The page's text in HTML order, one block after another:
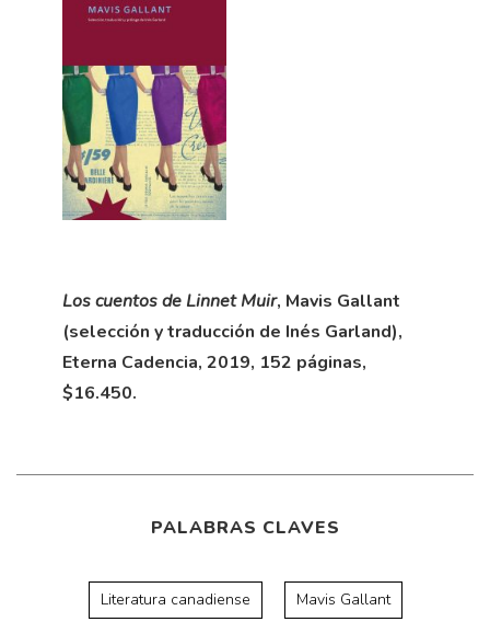
Los cuentos de Linnet Muir, Mavis Gallant
(selección y traducción de Inés Garland),
Eterna Cadencia, 2019, 152 páginas,
$16.450.
PALABRAS CLAVES
Literatura canadiense Mavis Gallant